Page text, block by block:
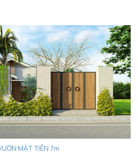
MẶT TIỀN 7m